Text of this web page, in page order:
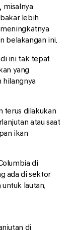
misalnya
lebih
belakangan ini.
ini tak tepat
yang
hilangnya
terus dilakukan
atau saat
ikan
di
ada di sektor
lautan.
di